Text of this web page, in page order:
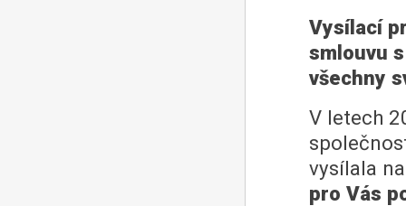
Vysílací
smlouvu
všechny
V letech
vysílala
pro Vás